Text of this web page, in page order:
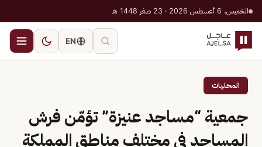
الخميس، 6 أغسطس 2026 · 23 صفر 1448 هـ
EN
المحليات
جمعية “مساجد عنيزة” تؤمّن فرش
المساجد في مختلف مناطق المملكة